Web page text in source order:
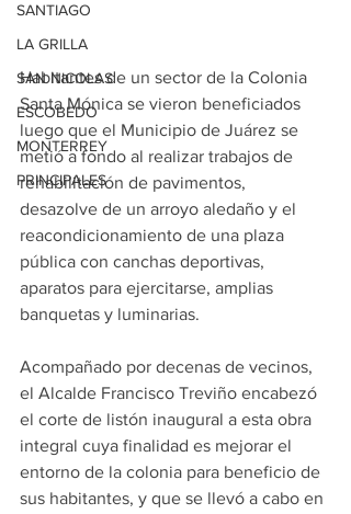
SANTIAGO
LA GRILLA
SAN NICOLAS
ESCOBEDO
MONTERREY
PRINCIPALES
Habitantes de un sector de la Colonia
Santa Mónica se vieron beneficiados
luego que el Municipio de Juárez se
metió a fondo al realizar trabajos de
rehabilitación de pavimentos,
desazolve de un arroyo aledaño y el
reacondicionamiento de una plaza
pública con canchas deportivas,
aparatos para ejercitarse, amplias
banquetas y luminarias.
Acompañado por decenas de vecinos,
el Alcalde Francisco Treviño encabezó
el corte de listón inaugural a esta obra
integral cuya finalidad es mejorar el
entorno de la colonia para beneficio de
sus habitantes, y que se llevó a cabo en